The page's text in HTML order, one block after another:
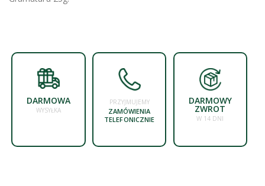
DARMOWA
WYSYŁKA
PRZYJMUJEMY
ZAMÓWIENIA
TELEFONICZNIE
DARMOWY
ZWROT
W 14 DNI